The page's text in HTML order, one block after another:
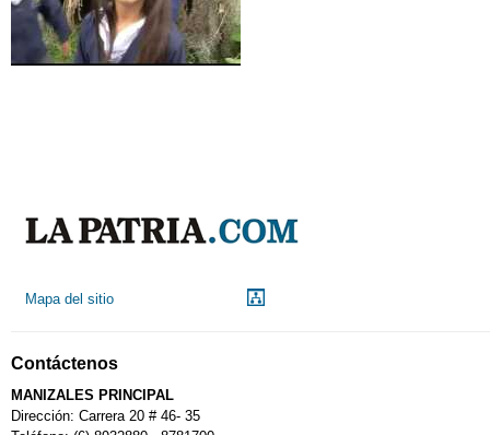
Mapa del sitio
Contáctenos
MANIZALES PRINCIPAL
Dirección: Carrera 20 # 46- 35